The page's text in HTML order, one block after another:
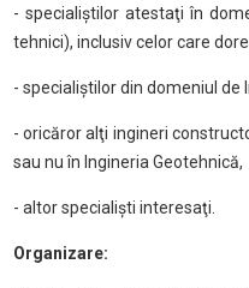
- specialiştilor atestaţi în
tehnici), inclusiv celor care
- specialiştilor din domeniul de
- oricăror alţi ingineri
sau nu în Ingineria Geotehnică,
- altor specialişti interesaţi.
Organizare: